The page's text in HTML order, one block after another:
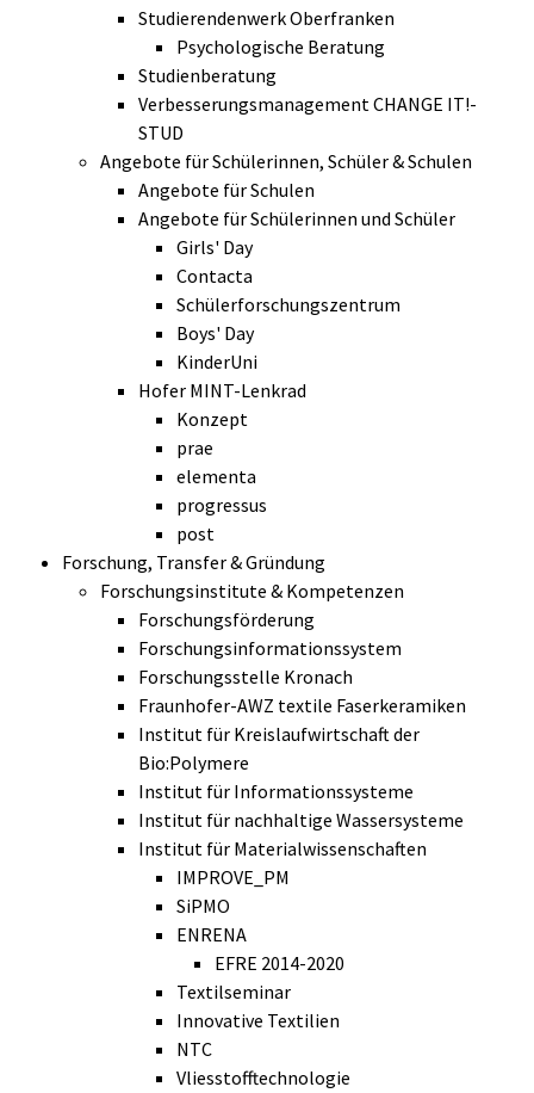
Studierendenwerk Oberfranken
Psychologische Beratung
Studienberatung
Verbesserungsmanagement CHANGE IT!-
STUD
Angebote für Schülerinnen, Schüler & Schulen
Angebote für Schulen
Angebote für Schülerinnen und Schüler
Girls' Day
Contacta
Schülerforschungszentrum
Boys' Day
KinderUni
Hofer MINT-Lenkrad
Konzept
prae
elementa
progressus
post
Forschung, Transfer & Gründung
Forschungsinstitute & Kompetenzen
Forschungsförderung
Forschungsinformationssystem
Forschungsstelle Kronach
Fraunhofer-AWZ textile Faserkeramiken
Institut für Kreislaufwirtschaft der
Bio:Polymere
Institut für Informationssysteme
Institut für nachhaltige Wassersysteme
Institut für Materialwissenschaften
IMPROVE_PM
SiPMO
ENRENA
EFRE 2014-2020
Textilseminar
Innovative Textilien
NTC
Vliesstofftechnologie